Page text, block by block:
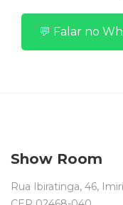
💬 Falar no
Show Room
Rua Ibiratinga, 46,